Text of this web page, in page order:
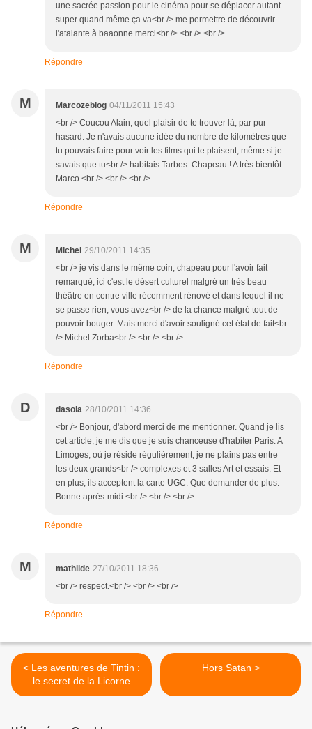
une sacrée passion pour le cinéma pour se déplacer autant
super quand même ça va<br /> me permettre de découvrir
l'atalante à baaonne merci<br /> <br /> <br />
Répondre
M Marcozeblog 04/11/2011 15:43
<br /> Coucou Alain, quel plaisir de te trouver là, par pur
hasard. Je n'avais aucune idée du nombre de kilomètres que
tu pouvais faire pour voir les films qui te plaisent, même si je
savais que tu<br /> habitais Tarbes. Chapeau ! A très bientôt.
Marco.<br /> <br /> <br />
Répondre
M Michel 29/10/2011 14:35
<br /> je vis dans le même coin, chapeau pour l'avoir fait
remarqué, ici c'est le désert culturel malgré un très beau
théâtre en centre ville récemment rénové et dans lequel il ne
se passe rien, vous avez<br /> de la chance malgré tout de
pouvoir bouger. Mais merci d'avoir souligné cet état de fait<br
/> Michel Zorba<br /> <br /> <br />
Répondre
D dasola 28/10/2011 14:36
<br /> Bonjour, d'abord merci de me mentionner. Quand je lis
cet article, je me dis que je suis chanceuse d'habiter Paris. A
Limoges, où je réside régulièrement, je ne plains pas entre
les deux grands<br /> complexes et 3 salles Art et essais. Et
en plus, ils acceptent la carte UGC. Que demander de plus.
Bonne après-midi.<br /> <br /> <br />
Répondre
M mathilde 27/10/2011 18:36
<br /> respect.<br /> <br /> <br />
Répondre
< Les aventures de Tintin :
le secret de la Licorne
Hors Satan >